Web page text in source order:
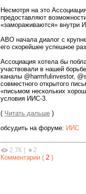
Несмотря на это
предоставляют
«замораживаются» внутри
АВО начала диалог с
его скорейшее успешное
Ассоциация хотела бы
участвовали в нашей
каналы @harmfulinvestor,
совместного открытого
«письмом нескольких
условия ИИС-3.
( Читать дальше )
обсудить на форуме: ИИС
2.7К
★2
Комментарии ( 2 )